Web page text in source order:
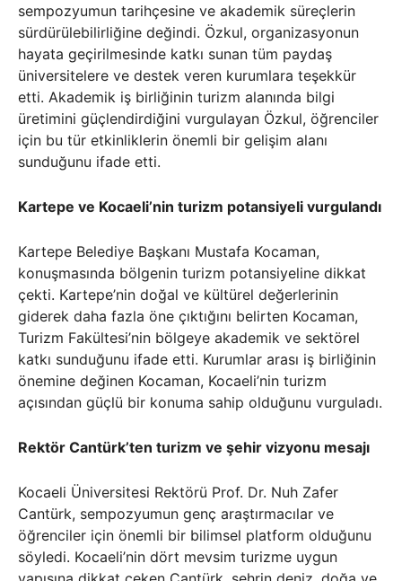
sempozyumun tarihçesine ve akademik süreçlerin
sürdürülebilirliğine değindi. Özkul, organizasyonun
hayata geçirilmesinde katkı sunan tüm paydaş
üniversitelere ve destek veren kurumlara teşekkür
etti. Akademik iş birliğinin turizm alanında bilgi
üretimini güçlendirdiğini vurgulayan Özkul, öğrenciler
için bu tür etkinliklerin önemli bir gelişim alanı
sunduğunu ifade etti.
Kartepe ve Kocaeli’nin turizm potansiyeli vurgulandı
Kartepe Belediye Başkanı Mustafa Kocaman,
konuşmasında bölgenin turizm potansiyeline dikkat
çekti. Kartepe’nin doğal ve kültürel değerlerinin
giderek daha fazla öne çıktığını belirten Kocaman,
Turizm Fakültesi’nin bölgeye akademik ve sektörel
katkı sunduğunu ifade etti. Kurumlar arası iş birliğinin
önemine değinen Kocaman, Kocaeli’nin turizm
açısından güçlü bir konuma sahip olduğunu vurguladı.
Rektör Cantürk’ten turizm ve şehir vizyonu mesajı
Kocaeli Üniversitesi Rektörü Prof. Dr. Nuh Zafer
Cantürk, sempozyumun genç araştırmacılar ve
öğrenciler için önemli bir bilimsel platform olduğunu
söyledi. Kocaeli’nin dört mevsim turizme uygun